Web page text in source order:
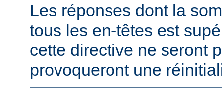
Les réponses dont la
tous les en-têtes est
cette directive ne seront
provoqueront une